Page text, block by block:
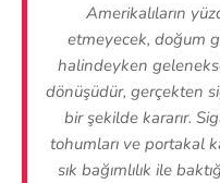
Amerikalıların
etmeyecek, doğum
halindeyken
dönüşüdür, gerçekten
bir şekilde kararır.
tohumları ve portakal
sık bağımlılık ile